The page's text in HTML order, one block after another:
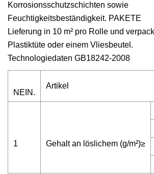
Korrosionsschutzschichten sowie
Feuchtigkeitsbeständigkeit. PAKETE
Lieferung in 10 m² pro Rolle und
Plastiktüte oder einem Vliesbeutel.
Technologiedaten GB18242-2008
NEIN.
Artikel
1 Gehalt an löslichem (g/m²)≥